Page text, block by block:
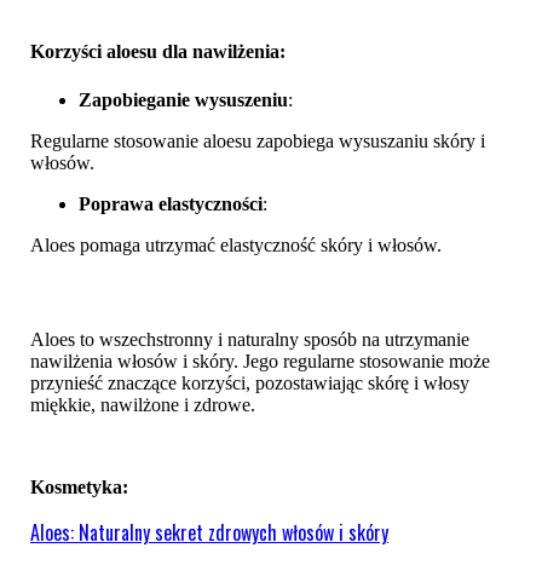
Korzyści aloesu dla nawilżenia:
Zapobieganie wysuszeniu:
Regularne stosowanie aloesu zapobiega wysuszaniu skóry i
włosów.
Poprawa elastyczności:
Aloes pomaga utrzymać elastyczność skóry i włosów.
Aloes to wszechstronny i naturalny sposób na utrzymanie
nawilżenia włosów i skóry. Jego regularne stosowanie może
przynieść znaczące korzyści, pozostawiając skórę i włosy
miękkie, nawilżone i zdrowe.
Kosmetyka:
Aloes: Naturalny sekret zdrowych włosów i skóry